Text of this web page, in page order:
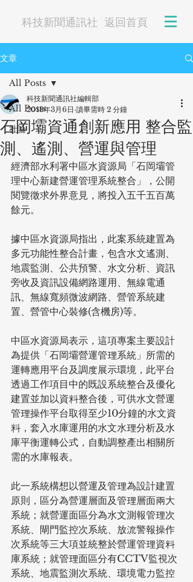
科技新聞通訊社 返回首頁
文章
All Posts
社論
All Posts
石岡壩資通創新應用 整合監
測、遙測、營運與管理
科技新聞通訊社編輯部
2018年3月6日 讀畢需時 2 分鐘
經濟部水利署中區水資源局「石岡壩管
理中心新建營運管理系統整合」，公開
閱覽徵求外界意見，將投入五千五百萬
餘元。
據中區水資源局指出，此案系統建置為
多元功能性整合計畫，包含水文遙測、
地震監測、公共預警、水文分析、資訊
旁收及資訊設備網路運用、無線電通
訊、無線寬頻微波網路、營管系統建
置、營管中心裝修(含機房)等。
中區水資源局表示，這項專案主要設計
為提供「石岡壩營運管理系統」所需的
運轉應用平台及調度展示環境，此平台
透過工作項目中的既設系統整合及優化
建置並加以資料整合後，可供水文營運
管理操作平台取得至少10分鐘的水文資
料，套入水庫運用的水文水理分析及水
庫平衡運轉公式，自動調整產出相關所
需的水庫報表。
此一系統構想以營運及管理為設計建置
原則，區分為營運層面及管理層面兩大
系統；就營運面區分為水文測報管理次
系統、閘門監控次系統、放流警報操作
次系統等三大項並統整於營運管理資料
庫系統；就管理面區分有CCTV監視次
系統、地震監測次系統、環境電力監控